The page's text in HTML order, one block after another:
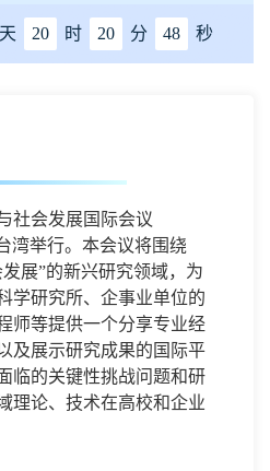
天 20 时 20 分 47 秒
社会发展国际会议
湾举行。本会议将围绕
展”的新兴研究领域，为
学研究所、企事业单位的
师等提供一个分享专业经
及展示研究成果的国际平
临的关键性挑战问题和研
理论、技术在高校和企业